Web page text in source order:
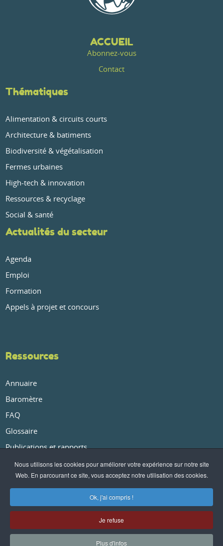
ACCUEIL
Abonnez-vous
Contact
Thématiques
Alimentation & circuits courts
Architecture & batiments
Biodiversité & végétalisation
Fermes urbaines
High-tech & innovation
Ressources & recyclage
Social & santé
Actualités du secteur
Agenda
Emploi
Formation
Appels à projet et concours
Ressources
Annuaire
Baromètre
FAQ
Glossaire
Publications et rapports
À propos
Qui sommes-nous ?
Nous utilisons les cookies pour améliorer votre expérience sur notre site
Web. En parcourant ce site, vous acceptez notre utilisation des cookies.
Ok, j'ai compris !
Je refuse
Plus d'infos